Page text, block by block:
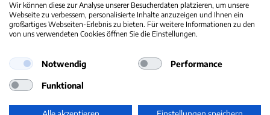
Informationen & Rechtliches
Datenschutzerklärung
Erklärung zur Barrierefreiheit
Impressum
Wir können diese zur Analyse unserer Besucherdaten platzieren, um unsere
Webseite zu verbessern, personalisierte Inhalte anzuzeigen und Ihnen ein
großartiges Webseiten-Erlebnis zu bieten. Für weitere Informationen zu den
von uns verwendeten Cookies öffnen Sie die Einstellungen.
Notwendig Performance
Funktional